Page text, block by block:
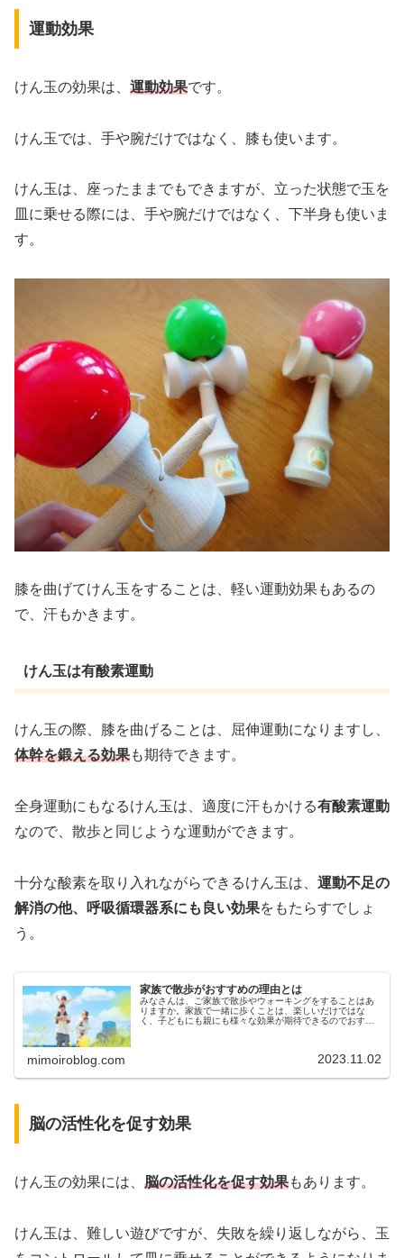
運動効果
けん玉の効果は、 運動効果です。
けん玉では、手や腕だけではなく、膝も使います。
けん玉は、座ったままでもできますが、立った状態で玉を
皿に乗せる際には、手や腕だけではなく、下半身も使いま
す。
膝を曲げてけん玉をすることは、軽い運動効果もあるの
で、汗もかきます。
けん玉は有酸素運動
けん玉の際、膝を曲げることは、屈伸運動になりますし、
体幹を鍛える効果も期待できます。
全身運動にもなるけん玉は、適度に汗もかける有酸素運動
なので、散歩と同じような運動ができます。
十分な酸素を取り入れながらできるけん玉は、 運動不足の
解消の他、呼吸循環器系にも良い効果をもたらすでしょ
う。
家族で散歩がおすすめの理由とは
みなさんは、ご家族で散歩やウォーキングをすることはあ
りますか。家族で一緒に歩くことは、楽しいだけではな
く、子どもにも親にも様々な効果が期待できるのでおすす
mimoiroblog.com 2023.11.02
脳の活性化を促す効果
けん玉の効果には、 脳の活性化を促す効果もあります。
けん玉は、難しい遊びですが、失敗を繰り返しながら、玉